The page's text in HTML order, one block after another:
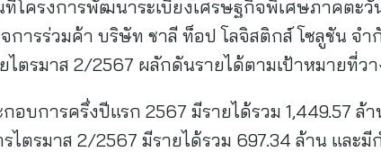
โครงการพัฒนาระเบียงเศรษฐกิจพิเศษภาคตะวั
การร่วมค้า บริษัท ชาลี ท็อป โลจิสติกส์ โซลูชัน จ
ไตรมาส 2/2567 ผลักดันรายได้ตามเป้าหมายที่ว
อบการครึ่งปีแรก 2567 มีรายได้รวม 1,449.57
ไตรมาส 2/2567 มีรายได้รวม 697.34 ล้าน และมี